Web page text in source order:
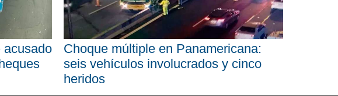
acusado
Choque múltiple en Panamericana:
seis vehículos involucrados y cinco
heridos